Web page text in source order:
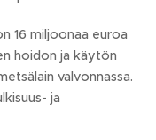
16 miljoonaa euroa
hoidon ja käytön
valvonnassa.
ja